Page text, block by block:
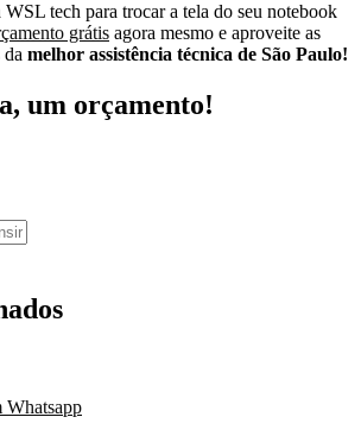
tech para trocar a tela do seu notebook
grátis agora mesmo e aproveite as
melhor assistência técnica de São Paulo!
um orçamento!
Whatsapp